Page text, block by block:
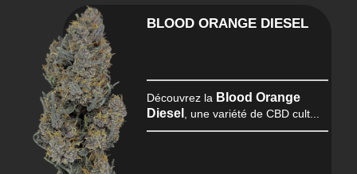
BLOOD ORANGE DIESEL
Découvrez la Blood Orange
Diesel
, une variété de CBD cult...